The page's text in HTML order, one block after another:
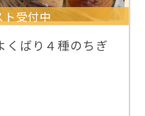
受付中
くばり４種のちぎ